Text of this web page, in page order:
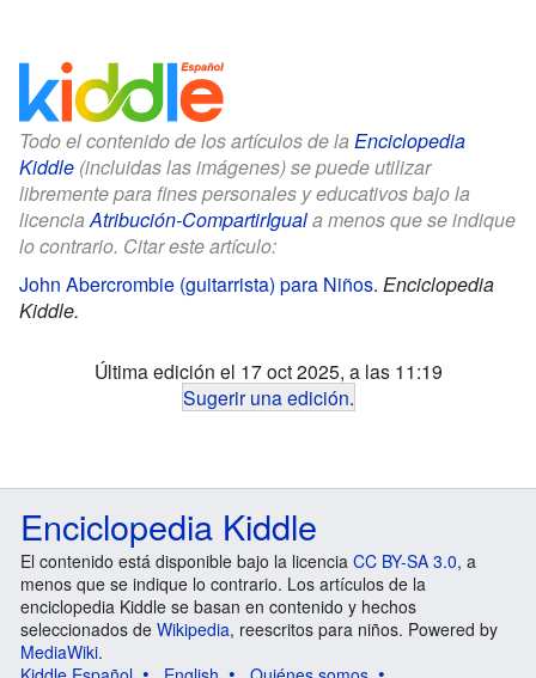
Todo el contenido de los artículos de la Enciclopedia
Kiddle (incluidas las imágenes) se puede utilizar
libremente para fines personales y educativos bajo la
licenciaAtribución-CompartirIguala menos que se indique
lo contrario. Citar este artículo:
John Abercrombie (guitarrista) para Niños. Enciclopedia
Kiddle.
Última edición el 17 oct 2025, a las 11:19
Sugerir una edición.
Enciclopedia Kiddle
El contenido está disponible bajo la licencia CC BY-SA 3.0, a
menos que se indique lo contrario. Los artículos de la
enciclopedia Kiddle se basan en contenido y hechos
seleccionados de Wikipedia, reescritos para niños. Powered by
MediaWiki.